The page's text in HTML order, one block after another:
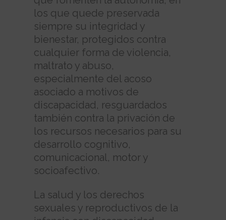
los que quede preservada
siempre su integridad y
bienestar, protegidos contra
cualquier forma de violencia,
maltrato y abuso,
especialmente del acoso
asociado a motivos de
discapacidad, resguardados
también contra la privación de
los recursos necesarios para su
desarrollo cognitivo,
comunicacional, motor y
socioafectivo.
La salud y los derechos
sexuales y reproductivos de la